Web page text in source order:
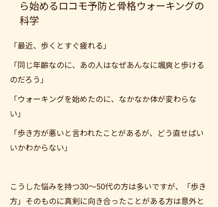
ら始めるロコモ予防と骨格ウォーキングの
科学
「最近、歩くとすぐ疲れる」
「同じ年齢なのに、あの人はなぜあんなに颯爽と歩ける
のだろう」
「ウォーキングを始めたのに、なかなか体が変わらな
い」
「歩き方が悪いと言われたことがあるが、どう直せばい
いかわからない」
こうした悩みを持つ30〜50代の方は多いですが、「歩き
方」そのものに真剣に向き合ったことがある方は意外と